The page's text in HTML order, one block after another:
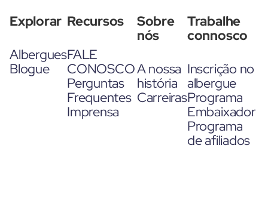
Explorar
Albergues
Blogue
Recursos
FALE
CONOSCO
Perguntas
Frequentes
Imprensa
Sobre
nós
A nossa
história
Carreiras
Trabalhe
connosco
Inscrição no
albergue
Programa
Embaixador
Programa
de afiliados